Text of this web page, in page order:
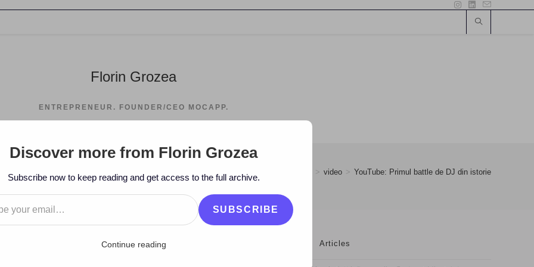
Florin Grozea
ENTREPRENEUR. FOUNDER/CEO MOCAPP.
> > video > YouTube: Primul battle de DJ din istorie
DJ din istorie Articles
Discover more from Florin Grozea
Subscribe now to keep reading and get access to the full archive.
SUBSCRIBE
Continue reading